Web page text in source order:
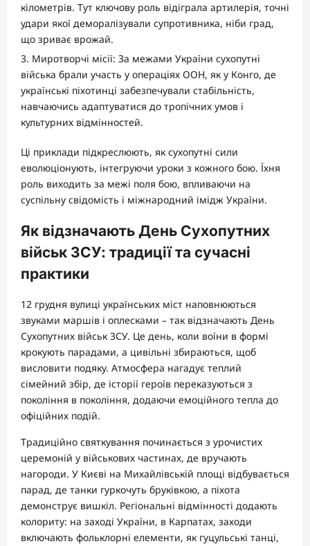
кілометрів. Тут ключову роль відіграла артилерія, точні
удари якої деморалізували супротивника, ніби град,
що зриває врожай.
Миротворчі місії: За межами України сухопутні
війська брали участь у операціях ООН, як у Конго, де
українські піхотинці забезпечували стабільність,
навчаючись адаптуватися до тропічних умов і
культурних відмінностей.
Ці приклади підкреслюють, як сухопутні сили
еволюціонують, інтегруючи уроки з кожного бою. Їхня
роль виходить за межі поля бою, впливаючи на
суспільну свідомість і міжнародний імідж України.
Як відзначають День Сухопутних
військ ЗСУ: традиції та сучасні
практики
12 грудня вулиці українських міст наповнюються
звуками маршів і оплесками – так відзначають День
Сухопутних військ ЗСУ. Це день, коли воїни в формі
крокують парадами, а цивільні збираються, щоб
висловити подяку. Атмосфера нагадує теплий
сімейний збір, де історії героїв переказуються з
покоління в покоління, додаючи емоційного тепла до
офіційних подій.
Традиційно святкування починається з урочистих
церемоній у військових частинах, де вручають
нагороди. У Києві на Михайлівській площі відбувається
парад, де танки гуркочуть бруківкою, а піхота
демонструє вишкіл. Регіональні відмінності додають
колориту: на заході України, в Карпатах, заходи
включають фольклорні елементи, як гуцульські танці,